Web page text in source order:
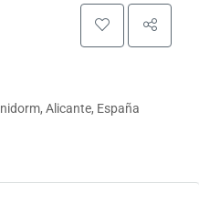
Alicante, España